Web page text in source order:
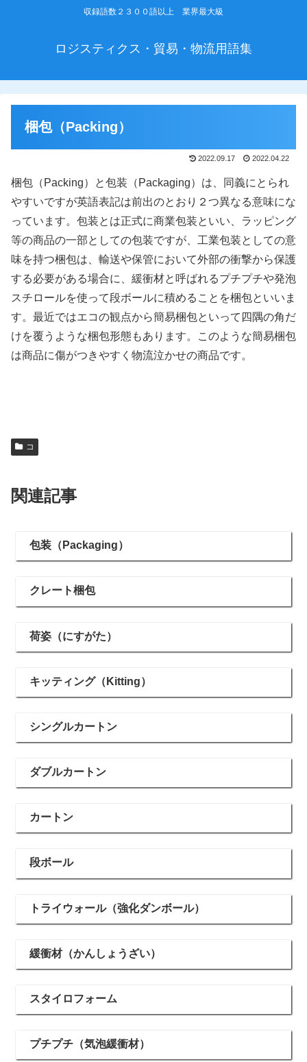
収録語数２３００語以上 業界最大級
ロジスティクス・貿易・物流用語集
梱包（Packing）
2022.09.17 2022.04.22
梱包（Packing）と包装（Packaging）は、同義にとられ
やすいですが英語表記は前出のとおり２つ異なる意味にな
っています。包装とは正式に商業包装といい、ラッピング
等の商品の一部としての包装ですが、工業包装としての意
味を持つ梱包は、輸送や保管において外部の衝撃から保護
する必要がある場合に、緩衝材と呼ばれるプチプチや発泡
スチロールを使って段ボールに積めることを梱包といいま
す。最近ではエコの観点から簡易梱包といって四隅の角だ
けを覆うような梱包形態もあります。このような簡易梱包
は商品に傷がつきやすく物流泣かせの商品です。
コ
関連記事
包装（Packaging）
クレート梱包
荷姿（にすがた）
キッティング（Kitting）
シングルカートン
ダブルカートン
カートン
段ボール
トライウォール（強化ダンボール）
緩衝材（かんしょうざい）
スタイロフォーム
プチプチ（気泡緩衝材）